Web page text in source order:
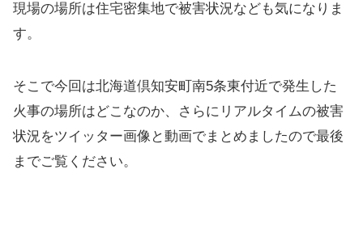
現場の場所は住宅密集地で被害状況なども気になりま
す。
そこで今回は北海道倶知安町南5条東付近で発生した
火事の場所はどこなのか、さらにリアルタイムの被害
状況をツイッター画像と動画でまとめましたので最後
までご覧ください。